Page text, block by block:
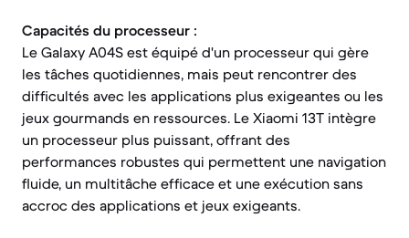
Capacités du processeur :
Le Galaxy A04S est équipé d'un processeur qui gère
les tâches quotidiennes, mais peut rencontrer des
difficultés avec les applications plus exigeantes ou les
jeux gourmands en ressources. Le Xiaomi 13T intègre
un processeur plus puissant, offrant des
performances robustes qui permettent une navigation
fluide, un multitâche efficace et une exécution sans
accroc des applications et jeux exigeants.